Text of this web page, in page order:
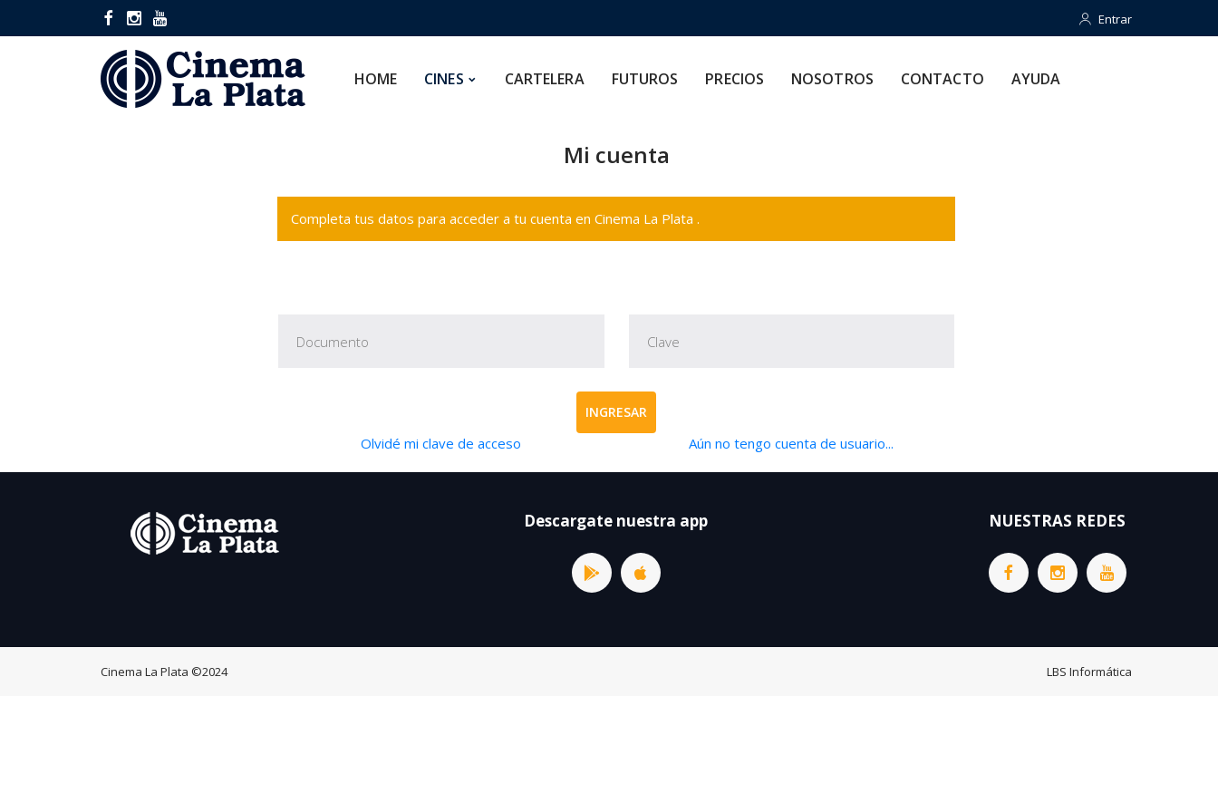
Entrar
Entrar
HOME CINES CARTELERA FUTUROS PRECIOS NOSOTROS CONTACTO AYUDA
Mi cuenta
Completa tus datos para acceder a tu cuenta en Cinema La Plata .
INGRESAR
Olvidé mi clave de acceso Aún no tengo cuenta de usuario...
Descargate nuestra app NUESTRAS REDES
Cinema La Plata ©2024 LBS Informática